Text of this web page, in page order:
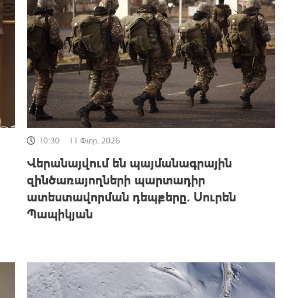
10:30 11 Փտր, 2026
Վերանայվում են պայմանագրային
զինծառայողների պարտադիր
ատեստավորման դեպքերը. Սուրեն
Պապիկյան